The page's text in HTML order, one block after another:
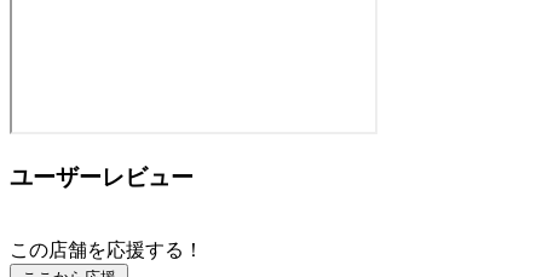
ユーザーレビュー
この店舗を応援する！